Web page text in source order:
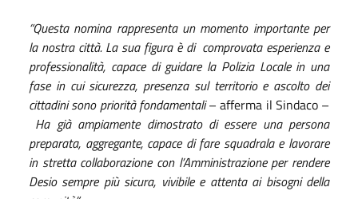
“Questa nomina rappresenta un momento importante per
la nostra città. La sua figura è di comprovata esperienza e
professionalità, capace di guidare la Polizia Locale in una
fase in cui sicurezza, presenza sul territorio e ascolto dei
cittadini sono priorità fondamentali– afferma il Sindaco –
Ha già ampiamente dimostrato di essere una persona
preparata, aggregante, capace di fare squadrala e lavorare
in stretta collaborazione con l’Amministrazione per rendere
Desio sempre più sicura, vivibile e attenta ai bisogni della